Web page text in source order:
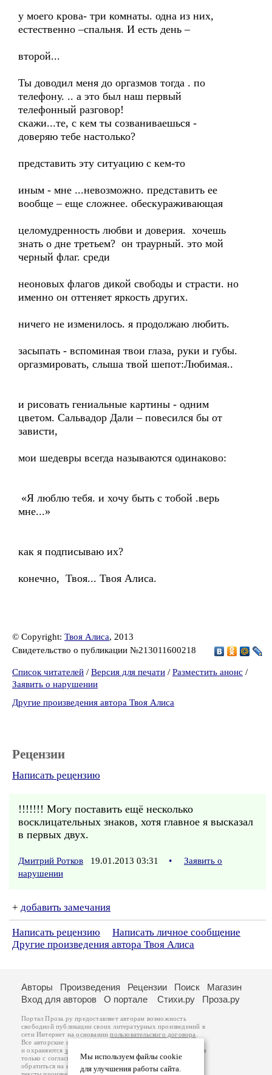
у моего крова- три комнаты. одна из них,
естественно –спальня. И есть день –
второй...
Ты доводил меня до оргазмов тогда . по
телефону. .. а это был наш первый
телефонный разговор!
скажи...те, с кем ты созваниваешься -
доверяю тебе настолько?
представить эту ситуацию с кем-то
иным - мне ...невозможно. представить ее
вообще – еще сложнее. обескураживающая
целомудренность любви и доверия. хочешь
знать о дне третьем? он траурный. это мой
черный флаг. среди
неоновых флагов дикой свободы и страсти. но
именно он оттеняет яркость других.
ничего не изменилось. я продолжаю любить.
засыпать - вспоминая твои глаза, руки и губы.
оргазмировать, слыша твой шепот:Любимая..
и рисовать гениальные картины - одним
цветом. Сальвадор Дали – повесился бы от
зависти,
мои шедевры всегда называются одинаково:
«Я люблю тебя. и хочу быть с тобой .верь
мне...»
как я подписываю их?
конечно, Твоя... Твоя Алиса.
© Copyright: Твоя Алиса, 2013
Свидетельство о публикации №213011600218
Список читателей / Версия для печати / Разместить анонс /
Заявить о нарушении
Другие произведения автора Твоя Алиса
Рецензии
Написать рецензию
!!!!!!! Могу поставить ещё несколько
восклицательных знаков, хотя главное я высказал
в первых двух.
Дмитрий Ротков 19.01.2013 03:31 •
Заявить о
нарушении
+ добавить замечания
Написать рецензию
Написать личное сообщение
Другие произведения автора Твоя Алиса
Мы используем файлы cookie
для улучшения работы сайта.
Авторы Произведения Рецензии Поиск
Магазин
Вход для авторов
О портале Стихи.ру Проза.ру
Портал Проза.ру предоставляет авторам возможность
свободной публикации своих литературных произведений в
сети Интернет на основаниипользовательского договора
Все авторские права на произведения принадлежат авторам
и охраняются законом
. Перепечатка произведений возможна
только с согласия его автора, к которому вы можете
обратиться на его авторской странице. Ответственность за